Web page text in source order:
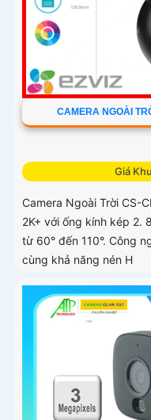
CAMERA NGOÀI
Giá
Camera Ngoài Trời CS-
2K+ với ống kính kép 2.
từ 60° đến 110°. Công
cùng khả năng nén H